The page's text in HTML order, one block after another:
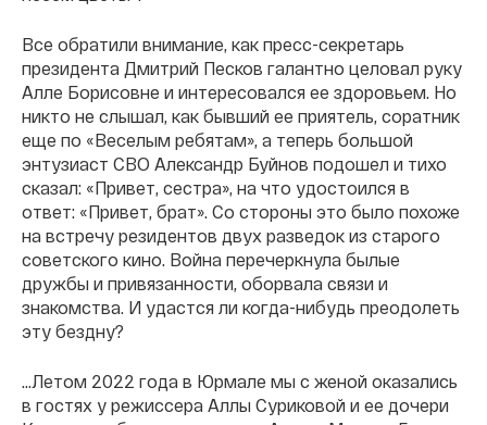
Все обратили внимание, как пресс-секретарь
президента Дмитрий Песков галантно целовал руку
Алле Борисовне и интересовался ее здоровьем. Но
никто не слышал, как бывший ее приятель, соратник
еще по «Веселым ребятам», а теперь большой
энтузиаст СВО Александр Буйнов подошел и тихо
сказал: «Привет, сестра», на что удостоился в
ответ: «Привет, брат». Со стороны это было похоже
на встречу резидентов двух разведок из старого
советского кино. Война перечеркнула былые
дружбы и привязанности, оборвала связи и
знакомства. И удастся ли когда-нибудь преодолеть
эту бездну?
…Летом 2022 года в Юрмале мы с женой оказались
в гостях у режиссера Аллы Суриковой и ее дочери